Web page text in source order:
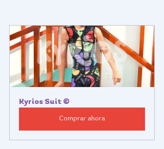
Kyrios Suit ©
Comprar ahora